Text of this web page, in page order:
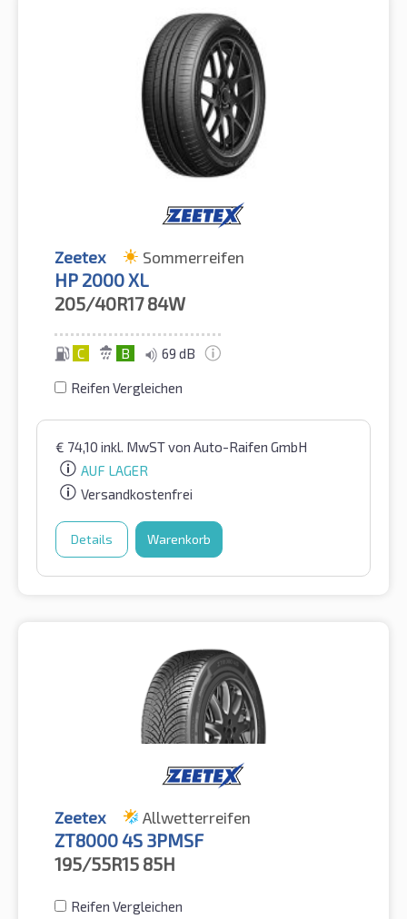
Zeetex Sommerreifen
HP 2000 XL
205/40R17 84W
C B 69 dB
Reifen Vergleichen
€ 74,10 inkl. MwSTvon Auto-Raifen GmbH
AUF LAGER
Versandkostenfrei
Details Warenkorb
Zeetex Allwetterreifen
ZT8000 4S 3PMSF
195/55R15 85H
Reifen Vergleichen